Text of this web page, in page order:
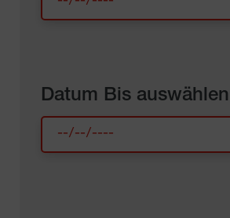
Datum Bis auswählen